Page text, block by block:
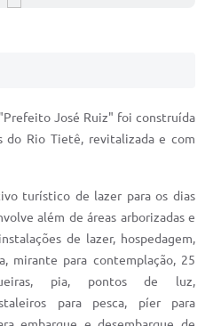
José Ruiz" foi construída
do Rio Tietê, revitalizada e com
turístico de lazer para os dias
além de áreas arborizadas e
de lazer, hospedagem,
mirante para contemplação, 25
pia, pontos de luz,
para pesca, píer para